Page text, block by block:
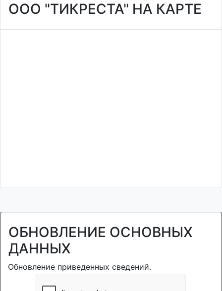
ООО "ТИКРЕСТА" НА КАРТЕ
ОБНОВЛЕНИЕ ОСНОВНЫХ
ДАННЫХ
Обновление приведенных сведений.